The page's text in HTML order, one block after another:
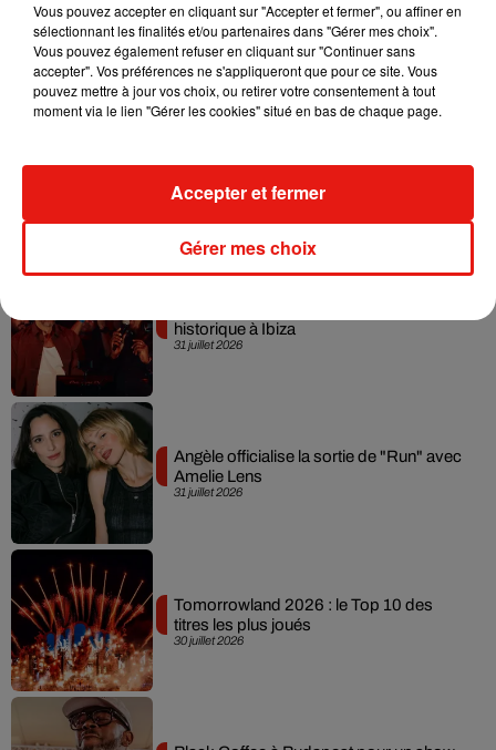
3 août 2026
Fred again.. et Latin Mafia dévoilent enfin
leur mixtape créée en...
31 juillet 2026
Swedish House Mafia et Lykke Li
31 juillet 2026
historique à Ibiza
31 juillet 2026
Angèle officialise la sortie de "Run" avec
Amelie Lens
30 juillet 2026
Tomorrowland 2026 : le Top 10 des
titres les plus joués
Vous pouvez accepter en cliquant sur "Accepter et fermer", ou affiner en
sélectionnant les finalités et/ou partenaires dans "Gérer mes choix".
Vous pouvez également refuser en cliquant sur "Continuer sans
accepter". Vos préférences ne s'appliqueront que pour ce site. Vous
pouvez mettre à jour vos choix, ou retirer votre consentement à tout
moment via le lien "Gérer les cookies" situé en bas de chaque page.
Gérer mes choix
Accepter et fermer